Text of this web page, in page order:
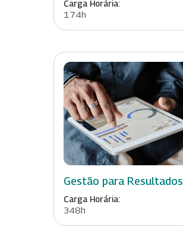
Carga Horária:
174h
Gestão para Resultados
Carga Horária:
348h